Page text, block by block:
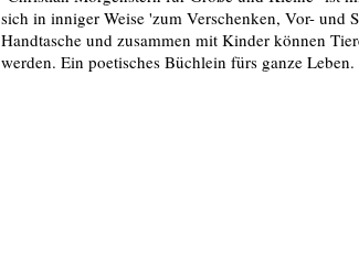
sich in inniger Weise 'zum Verschenken, Vor- und
Handtasche und zusammen mit Kinder können
werden. Ein poetisches Büchlein fürs ganze